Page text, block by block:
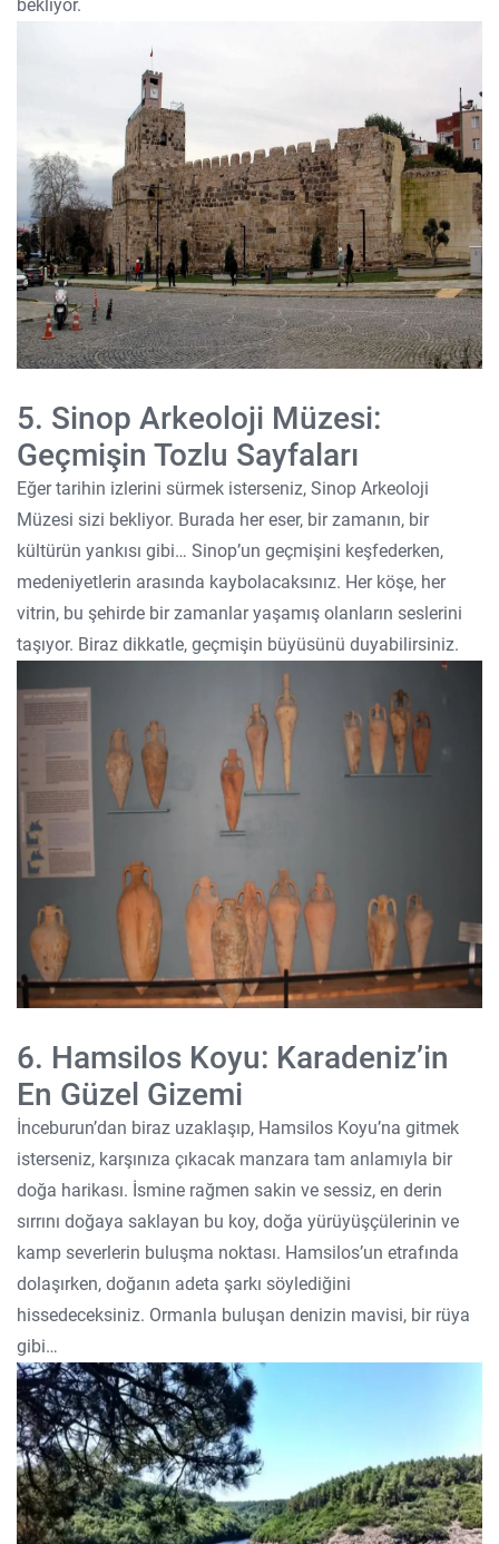
bekliyor.
5. Sinop Arkeoloji Müzesi:
Geçmişin Tozlu Sayfaları
Eğer tarihin izlerini sürmek isterseniz, Sinop Arkeoloji
Müzesi sizi bekliyor. Burada her eser, bir zamanın, bir
kültürün yankısı gibi… Sinop’un geçmişini keşfederken,
medeniyetlerin arasında kaybolacaksınız. Her köşe, her
vitrin, bu şehirde bir zamanlar yaşamış olanların seslerini
taşıyor. Biraz dikkatle, geçmişin büyüsünü duyabilirsiniz.
6. Hamsilos Koyu: Karadeniz’in
En Güzel Gizemi
İnceburun’dan biraz uzaklaşıp, Hamsilos Koyu’na gitmek
isterseniz, karşınıza çıkacak manzara tam anlamıyla bir
doğa harikası. İsmine rağmen sakin ve sessiz, en derin
sırrını doğaya saklayan bu koy, doğa yürüyüşçülerinin ve
kamp severlerin buluşma noktası. Hamsilos’un etrafında
dolaşırken, doğanın adeta şarkı söylediğini
hissedeceksiniz. Ormanla buluşan denizin mavisi, bir rüya
gibi…